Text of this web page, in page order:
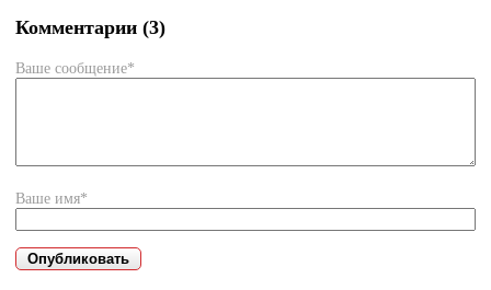
Комментарии (3)
Ваше сообщение*
Ваше имя*